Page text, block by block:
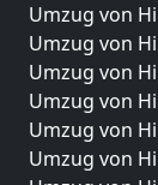
Umzug von
Umzug von
Umzug von
Umzug von
Umzug von
Umzug von